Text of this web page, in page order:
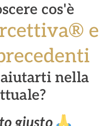
cos'è
e
nella
giusto